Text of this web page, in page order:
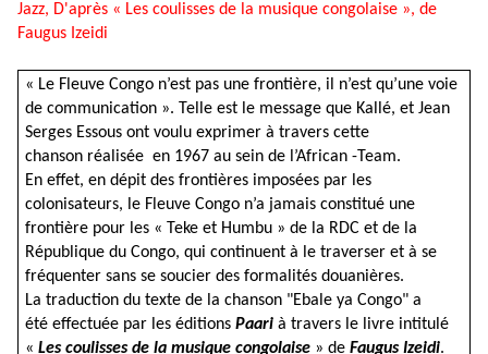
Jazz, D'après « Les coulisses de la musique congolaise », de
Faugus Izeidi
« Le Fleuve Congo n’est pas une frontière, il n’est qu’une voie
de communication ». Telle est le message que Kallé, et Jean
Serges Essous ont voulu exprimer à travers cette
chanson réalisée en 1967 au sein de l’African -Team.
En effet, en dépit des frontières imposées par les
colonisateurs, le Fleuve Congo n’a jamais constitué une
frontière pour les « Teke et Humbu » de la RDC et de la
République du Congo, qui continuent à le traverser et à se
fréquenter sans se soucier des formalités douanières.
La traduction du texte de la chanson "Ebale ya Congo" a
été effectuée par les éditions Paarià travers le livre intitulé
« Les coulisses de la musique congolaise» de Faugus Izeidi.